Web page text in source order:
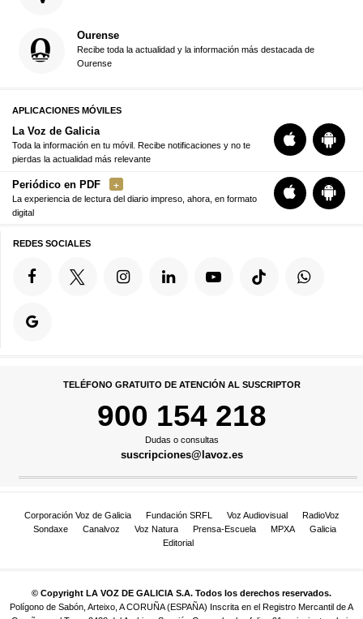
Ourense
Recibe toda la actualidad y la información más destacada de
Ourense
APLICACIONES MÓVILES
La Voz de Galicia
Toda la información en tu móvil. Recibe notificaciones y no te
pierdas la actualidad más relevante
Periódico en PDF
La experiencia de lectura del diario impreso, ahora, en formato
digital
REDES SOCIALES
TELÉFONO GRATUITO DE ATENCIÓN AL SUSCRIPTOR
900 154 218
Dudas o consultas
suscripciones@lavoz.es
Corporación Voz de Galicia Fundación SRFL Voz Audiovisual
RadioVoz
Sondaxe
Canalvoz Voz Natura Prensa-Escuela MPXA
Galicia
Editorial
© Copyright LA VOZ DE GALICIA S.A. Todos los derechos reservados.
Polígono de Sabón, Arteixo, A CORUÑA (ESPAÑA) Inscrita en el Registro Mercantil de A